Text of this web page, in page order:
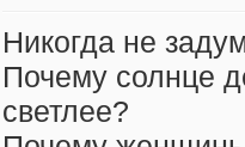
Никогда не
Почему солнце
светлее?